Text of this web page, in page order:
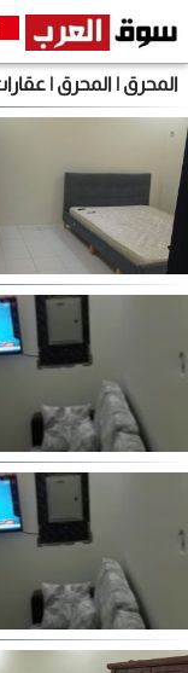
المحرق | المحرق |